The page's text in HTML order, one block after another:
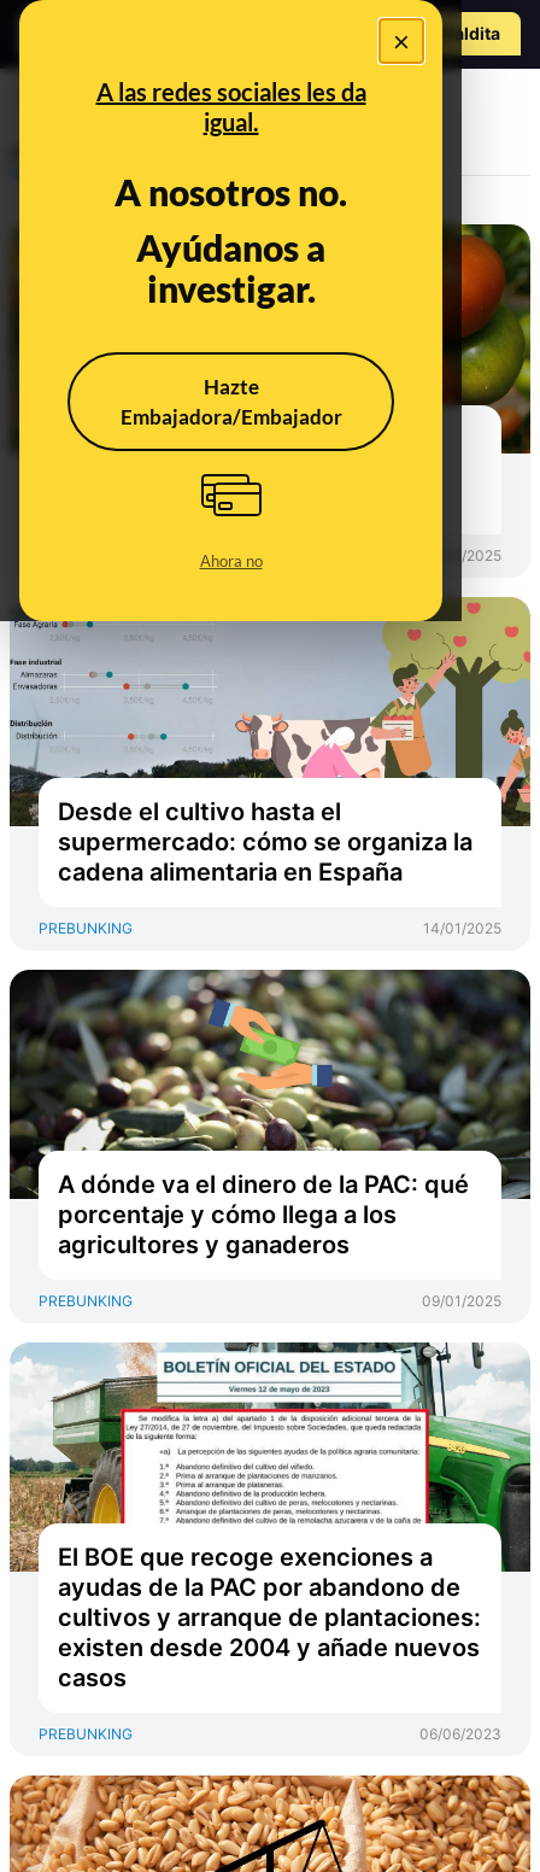
×
A las redes sociales les da
igual.
A nosotros no.
Ayúdanos a
investigar.
Hazte
Embajadora/Embajador
Ahora no
Hazte Maldito
agricultura
"Eco", "bio", "orgánico": qué
significa el sello europeo de
certificación ecológica
17/01/2025
Desde el cultivo hasta el
supermercado: cómo se organiza la
cadena alimentaria en España
PREBUNKING 14/01/2025
A dónde va el dinero de la PAC: qué
porcentaje y cómo llega a los
agricultores y ganaderos
PREBUNKING 09/01/2025
El BOE que recoge exenciones a
ayudas de la PAC por abandono de
cultivos y arranque de plantaciones:
existen desde 2004 y añade nuevos
casos
PREBUNKING 06/06/2023